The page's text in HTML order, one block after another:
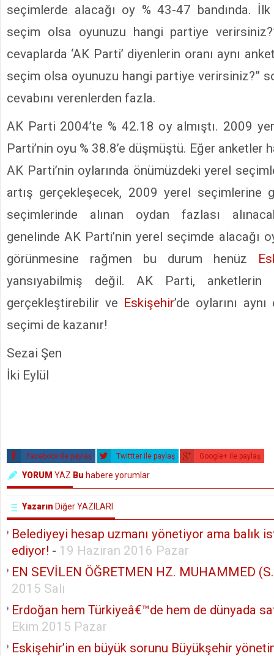
seçimlerde alacağı oy % 43-47 bandında.
seçim olsa oyunuzu hangi partiye
cevaplarda ‘AK Parti’ diyenlerin oranı aynı
seçim olsa oyunuzu hangi partiye verirsiniz?”
cevabını verenlerden fazla.
AK Parti 2004’te % 42.18 oy almıştı. 2009
Parti’nin oyu % 38.8’e düşmüştü. Eğer anketler
AK Parti’nin oylarında önümüzdeki yerel
artış gerçekleşecek, 2009 yerel seçimlerine
seçimlerinde alınan oydan fazlası
genelinde AK Parti’nin yerel seçimde alacağı
görünmesine rağmen bu durum henüz
yansıyabilmiş değil. AK Parti, anketlerin
gerçekleştirebilir ve Eskişehir’de oylarını
seçimi de kazanır!
Sezai Şen
İki Eylül
Facebook ile paylaş Twittter ile paylaş Google+ ile paylaş
YORUM YAZ Bu habere yorumlar
Yazarın Diğer YAZILARI
Belediyeyi hesap uzmanı yönetiyor ama balık
ediyor! - 19 Haziran 2016 Pazar
EN SEVİLEN ÖĞRETMEN HZ. MUHAMMED
2015 Salı
Erdoğan hem Türkiyeâ€™de hem de dünyada
Ekim 2015 Pazar
Eskişehir’in en büyük sorunu Büyükşehir